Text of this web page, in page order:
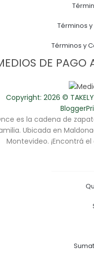
Términos
Términos y
DE PAGO
Copyright: 2026 © TAKELY
es la cadena de
Ubicada en
Montevideo. ¡Encontrá